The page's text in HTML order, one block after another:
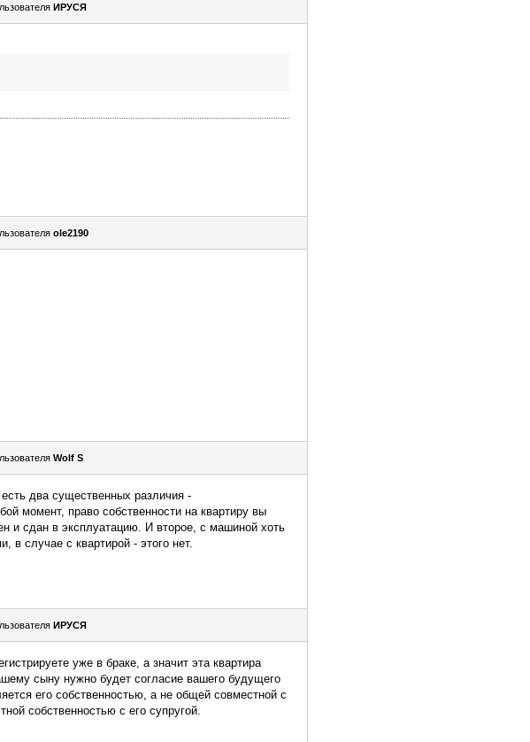
ИРУСЯ
ole2190
Wolf S
два существенных различия -
момент, право собственности на квартиру вы
и сдан в эксплуатацию. И второе, с машиной хоть
в случае с квартирой - этого нет.
ИРУСЯ
уже в браке, а значит эта квартира
сыну нужно будет согласие вашего будущего
его собственностью, а не общей совместной с
собственностью с его супругой.